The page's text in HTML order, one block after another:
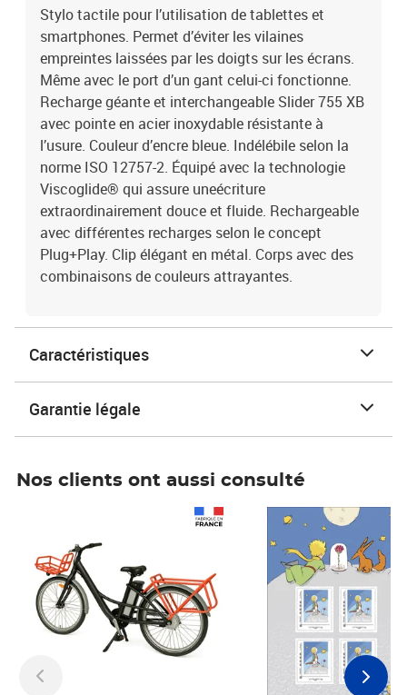
Stylo tactile pour l’utilisation de tablettes et
smartphones. Permet d’éviter les vilaines
empreintes laissées par les doigts sur les écrans.
Même avec le port d’un gant celui-ci fonctionne.
Recharge géante et interchangeable Slider 755 XB
avec pointe en acier inoxydable résistante à
l’usure. Couleur d’encre bleue. Indélébile selon la
norme ISO 12757-2. Équipé avec la technologie
Viscoglide® qui assure uneécriture
extraordinairement douce et fluide. Rechargeable
avec différentes recharges selon le concept
Plug+Play. Clip élégant en métal. Corps avec des
combinaisons de couleurs attrayantes.
Caractéristiques
Garantie légale
Nos clients ont aussi consulté
Prix 7,50€